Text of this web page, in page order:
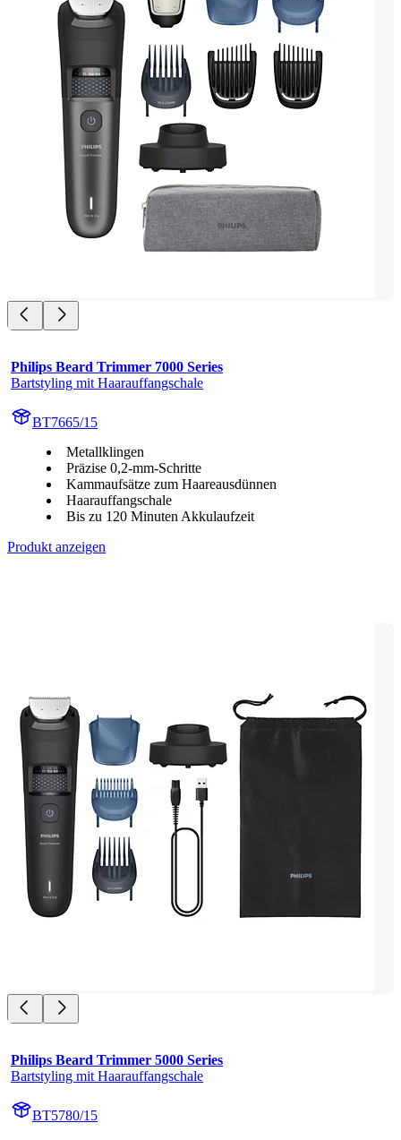
Philips Beard Trimmer 7000 Series
Bartstyling mit Haarauffangschale
BT7665/15
Metallklingen
Präzise 0,2-mm-Schritte
Kammaufsätze zum Haareausdünnen
Haarauffangschale
Bis zu 120 Minuten Akkulaufzeit
Produkt anzeigen
Philips Beard Trimmer 5000 Series
Bartstyling mit Haarauffangschale
BT5780/15